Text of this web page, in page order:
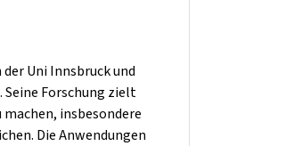
Uni Innsbruck und
Forschung zielt
insbesondere
Die Anwendungen